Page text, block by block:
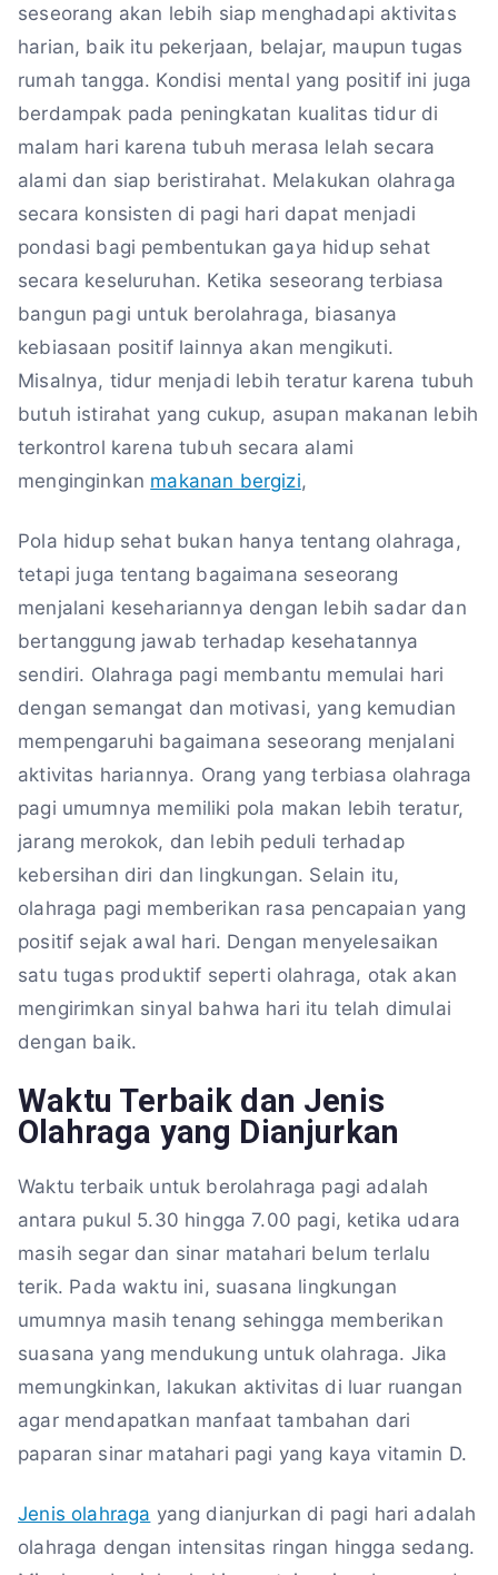
seseorang akan lebih siap menghadapi aktivitas
harian, baik itu pekerjaan, belajar, maupun tugas
rumah tangga. Kondisi mental yang positif ini juga
berdampak pada peningkatan kualitas tidur di
malam hari karena tubuh merasa lelah secara
alami dan siap beristirahat. Melakukan olahraga
secara konsisten di pagi hari dapat menjadi
pondasi bagi pembentukan gaya hidup sehat
secara keseluruhan. Ketika seseorang terbiasa
bangun pagi untuk berolahraga, biasanya
kebiasaan positif lainnya akan mengikuti.
Misalnya, tidur menjadi lebih teratur karena tubuh
butuh istirahat yang cukup, asupan makanan lebih
terkontrol karena tubuh secara alami
menginginkan makanan bergizi,
Pola hidup sehat bukan hanya tentang olahraga,
tetapi juga tentang bagaimana seseorang
menjalani kesehariannya dengan lebih sadar dan
bertanggung jawab terhadap kesehatannya
sendiri. Olahraga pagi membantu memulai hari
dengan semangat dan motivasi, yang kemudian
mempengaruhi bagaimana seseorang menjalani
aktivitas hariannya. Orang yang terbiasa olahraga
pagi umumnya memiliki pola makan lebih teratur,
jarang merokok, dan lebih peduli terhadap
kebersihan diri dan lingkungan. Selain itu,
olahraga pagi memberikan rasa pencapaian yang
positif sejak awal hari. Dengan menyelesaikan
satu tugas produktif seperti olahraga, otak akan
mengirimkan sinyal bahwa hari itu telah dimulai
dengan baik.
Waktu Terbaik dan Jenis
Olahraga yang Dianjurkan
Waktu terbaik untuk berolahraga pagi adalah
antara pukul 5.30 hingga 7.00 pagi, ketika udara
masih segar dan sinar matahari belum terlalu
terik. Pada waktu ini, suasana lingkungan
umumnya masih tenang sehingga memberikan
suasana yang mendukung untuk olahraga. Jika
memungkinkan, lakukan aktivitas di luar ruangan
agar mendapatkan manfaat tambahan dari
paparan sinar matahari pagi yang kaya vitamin D.
Jenis olahraga yang dianjurkan di pagi hari adalah
olahraga dengan intensitas ringan hingga sedang.